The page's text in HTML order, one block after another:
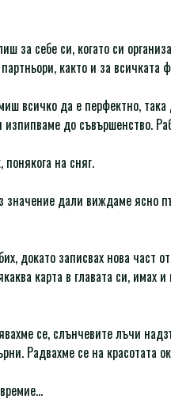
за себе си, когато си
както и за всичката
всичко да е перфектно,
до съвършенство.
на сняг.
значение дали виждаме ясно
докато записвах нова част
карта в главата си, имах
се, слънчевите лъчи
Радвахме се на красотата